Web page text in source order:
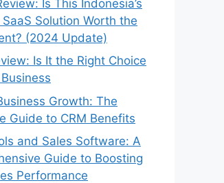
Is This Indonesia’s
Solution Worth the
(2024 Update)
Is It the Right Choice
Growth: The
Guide to CRM Benefits
and Sales Software: A
Guide to Boosting
Performance